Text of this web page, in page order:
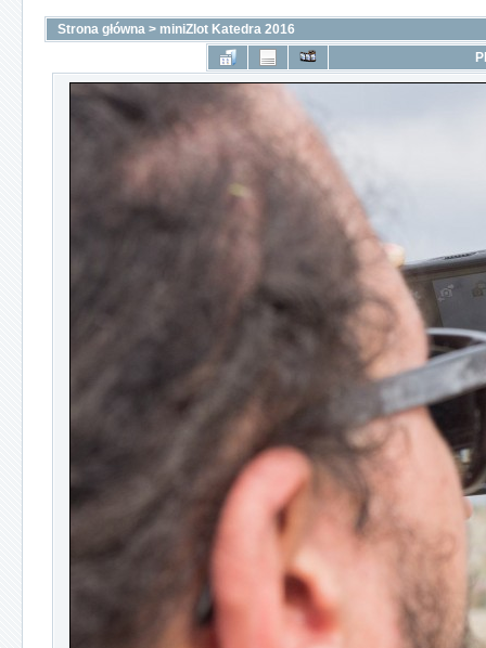
Strona główna > miniZlot Katedra 2016